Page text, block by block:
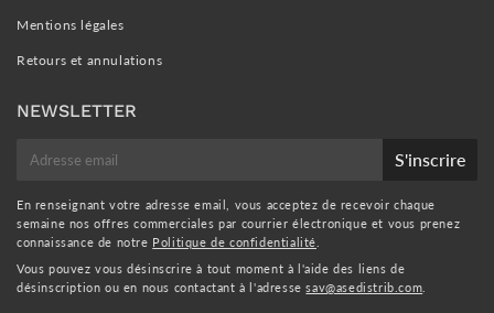
Mentions légales
Retours et annulations
NEWSLETTER
mail
S'inscrire
En renseignant votre adresse email, vous acceptez de recevoir chaque
semaine nos offres commerciales par courrier électronique et vous prenez
connaissance de notre Politique de confidentialité
Vous pouvez vous désinscrire à tout moment à l'aide des liens de
désinscription ou en nous contactant à l'adressesav@asedistrib.com